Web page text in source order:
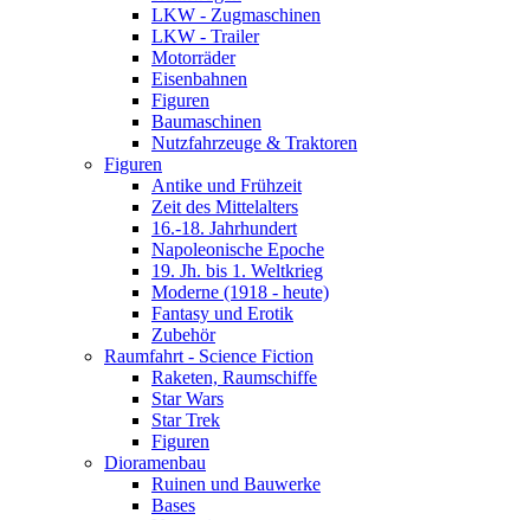
LKW - Zugmaschinen
LKW - Trailer
Motorräder
Eisenbahnen
Figuren
Baumaschinen
Nutzfahrzeuge & Traktoren
Figuren
Antike und Frühzeit
Zeit des Mittelalters
16.-18. Jahrhundert
Napoleonische Epoche
19. Jh. bis 1. Weltkrieg
Moderne (1918 - heute)
Fantasy und Erotik
Zubehör
Raumfahrt - Science Fiction
Raketen, Raumschiffe
Star Wars
Star Trek
Figuren
Dioramenbau
Ruinen und Bauwerke
Bases